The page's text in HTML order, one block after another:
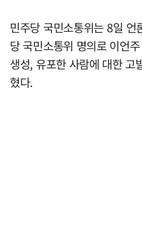
민주당 국민소통위는 8일
당 국민소통위 명의로 이언
생성, 유포한 사람에 대한
혔다.